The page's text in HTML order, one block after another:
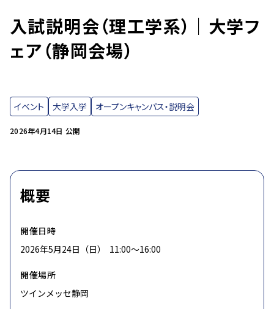
入試説明会（理工学系）｜大学フ
ェア（静岡会場）
2026年4月14日 公開
イベント 大学入学 オープンキャンパス・説明会
概要
開催日時
2026年5月24日（日） 11:00〜16:00
開催場所
ツインメッセ静岡